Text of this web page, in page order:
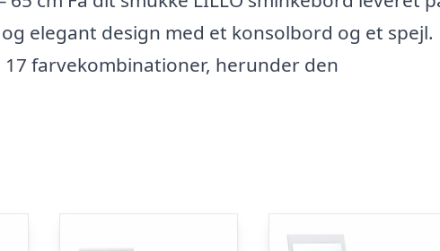
elegant design med et konsolbord og et spejl.
17 farvekombinationer, herunder den